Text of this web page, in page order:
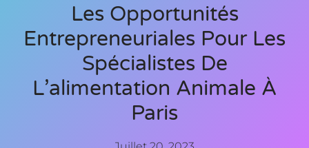
Les Opportunités
Entrepreneuriales Pour Les
Spécialistes De
L’alimentation Animale À
Paris